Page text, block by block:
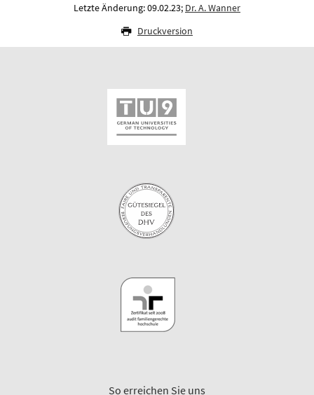
Letzte Änderung: 09.02.23; Dr. A. Wanner
Druckversion
So erreichen Sie uns